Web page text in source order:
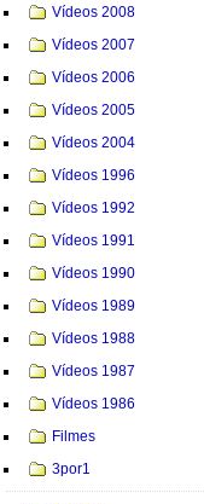
Vídeos 2008
Vídeos 2007
Vídeos 2006
Vídeos 2005
Vídeos 2004
Vídeos 1996
Vídeos 1992
Vídeos 1991
Vídeos 1990
Vídeos 1989
Vídeos 1988
Vídeos 1987
Vídeos 1986
Filmes
3por1